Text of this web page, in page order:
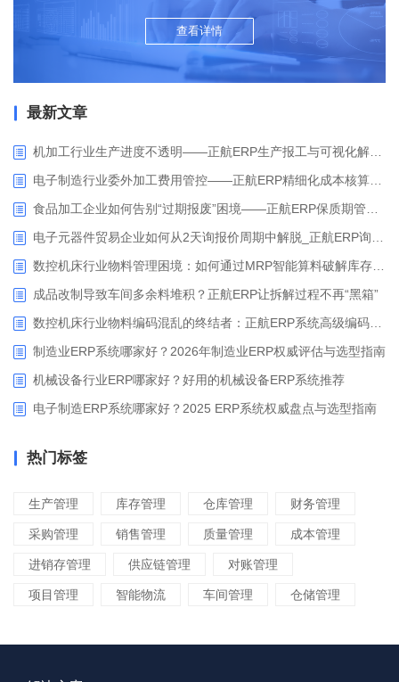
查看详情
最新文章
成品改制导致车间多余料堆积？正航ERP让拆解过程不再“黑箱”
制造业ERP系统哪家好？2026年制造业ERP权威评估与选型指南
机械设备行业ERP哪家好？好用的机械设备ERP系统推荐
电子制造ERP系统哪家好？2025 ERP系统权威盘点与选型指南
热门标签
生产管理 库存管理 仓库管理 财务管理
采购管理 销售管理 质量管理 成本管理
进销存管理 供应链管理 对账管理
项目管理 智能物流 车间管理 仓储管理